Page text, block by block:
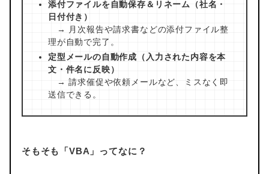
添付ファイルを自動保存＆リネーム（社名・
日付付き）
→ 月次報告や請求書などの添付ファイル整
理が自動で完了。
定型メールの自動作成（入力された内容を本
文・件名に反映）
→ 請求催促や依頼メールなど、ミスなく即
送信できる。
そもそも「VBA」ってなに？